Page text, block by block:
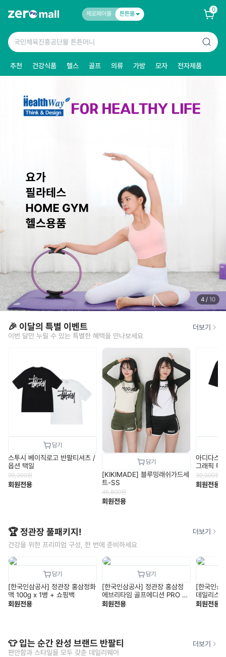
제로페이몰 튼튼몰
0
추천 건강식품 헬스 골프 의류 가방 모자 전자제품
4 / 10
🎉 이달의 특별 이벤트
이번 달만 누릴 수 있는 특별한 혜택을 만나보세요
더보기
스투시 베이직로고 반팔티셔츠 /
옵션 택일
99,000원
회원전용
[KIKIMADE] 블루밍래쉬가드세
트-SS
45,800원
회원전용
아디다스
그래픽
39,000원
회원전용
🏆 정관장 풀패키지!
건강을 위한 프리미엄 구성, 한 번에 준비하세요
더보기
[한국인삼공사] 정관장 홍삼정화
액 100g x 1병 + 쇼핑백
회원전용
[한국인삼공사] 정관장 홍삼정
에브리타임 골프에디션 PRO V1
+ 쇼핑백
회원전용
[한국인삼
데일리스
핑백
회원전용
👕 입는 순간 완성 브랜드 반팔티
편안함과 스타일을 모두 갖춘 데일리웨어
더보기